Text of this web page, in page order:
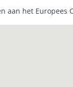
aan het Europees